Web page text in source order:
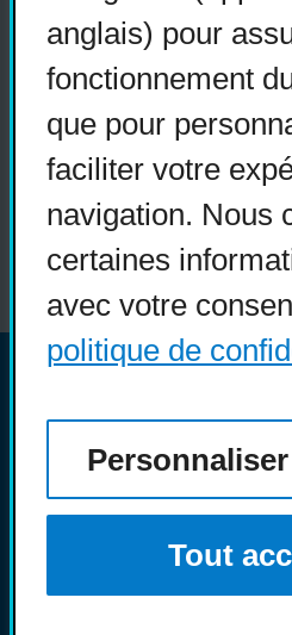
anglais) pour
fonctionnement
que pour
faciliter votre
navigation. Nous
certaines
avec votre
politique de
Tout
Nous
Réseaux
Guide sur
Conception :
Crédits photo :
Personnaliser